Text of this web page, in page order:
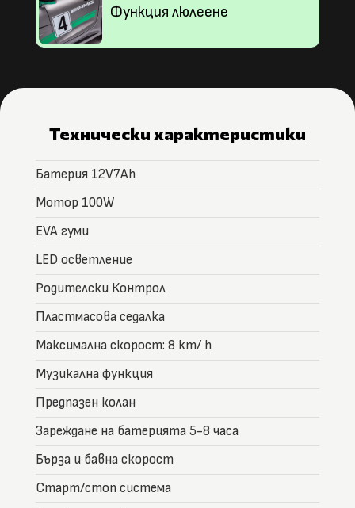
Функция люлеене
Технически характеристики
Батерия 12V7Ah
Мотор 100W
EVA гуми
LED осветление
Родителски Контрол
Пластмасова седалка
Максимална скорост: 8 km/ h
Музикална функция
Предпазен колан
Зареждане на батерията 5-8 часа
Бърза и бавна скорост
Старт/стоп система